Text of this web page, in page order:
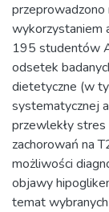
wykorzystaniem
195 studentów
odsetek
dietetyczne (w
systematycznej
przewlekły
zachorowań na
możliwości
objawy
temat